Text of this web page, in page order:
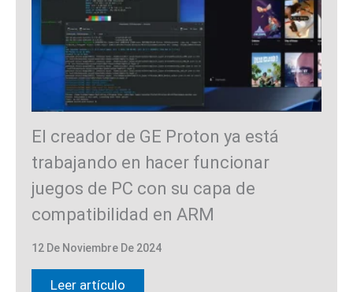
El creador de GE Proton ya está
trabajando en hacer funcionar
juegos de PC con su capa de
compatibilidad en ARM
12 De Noviembre De 2024
Leer artículo